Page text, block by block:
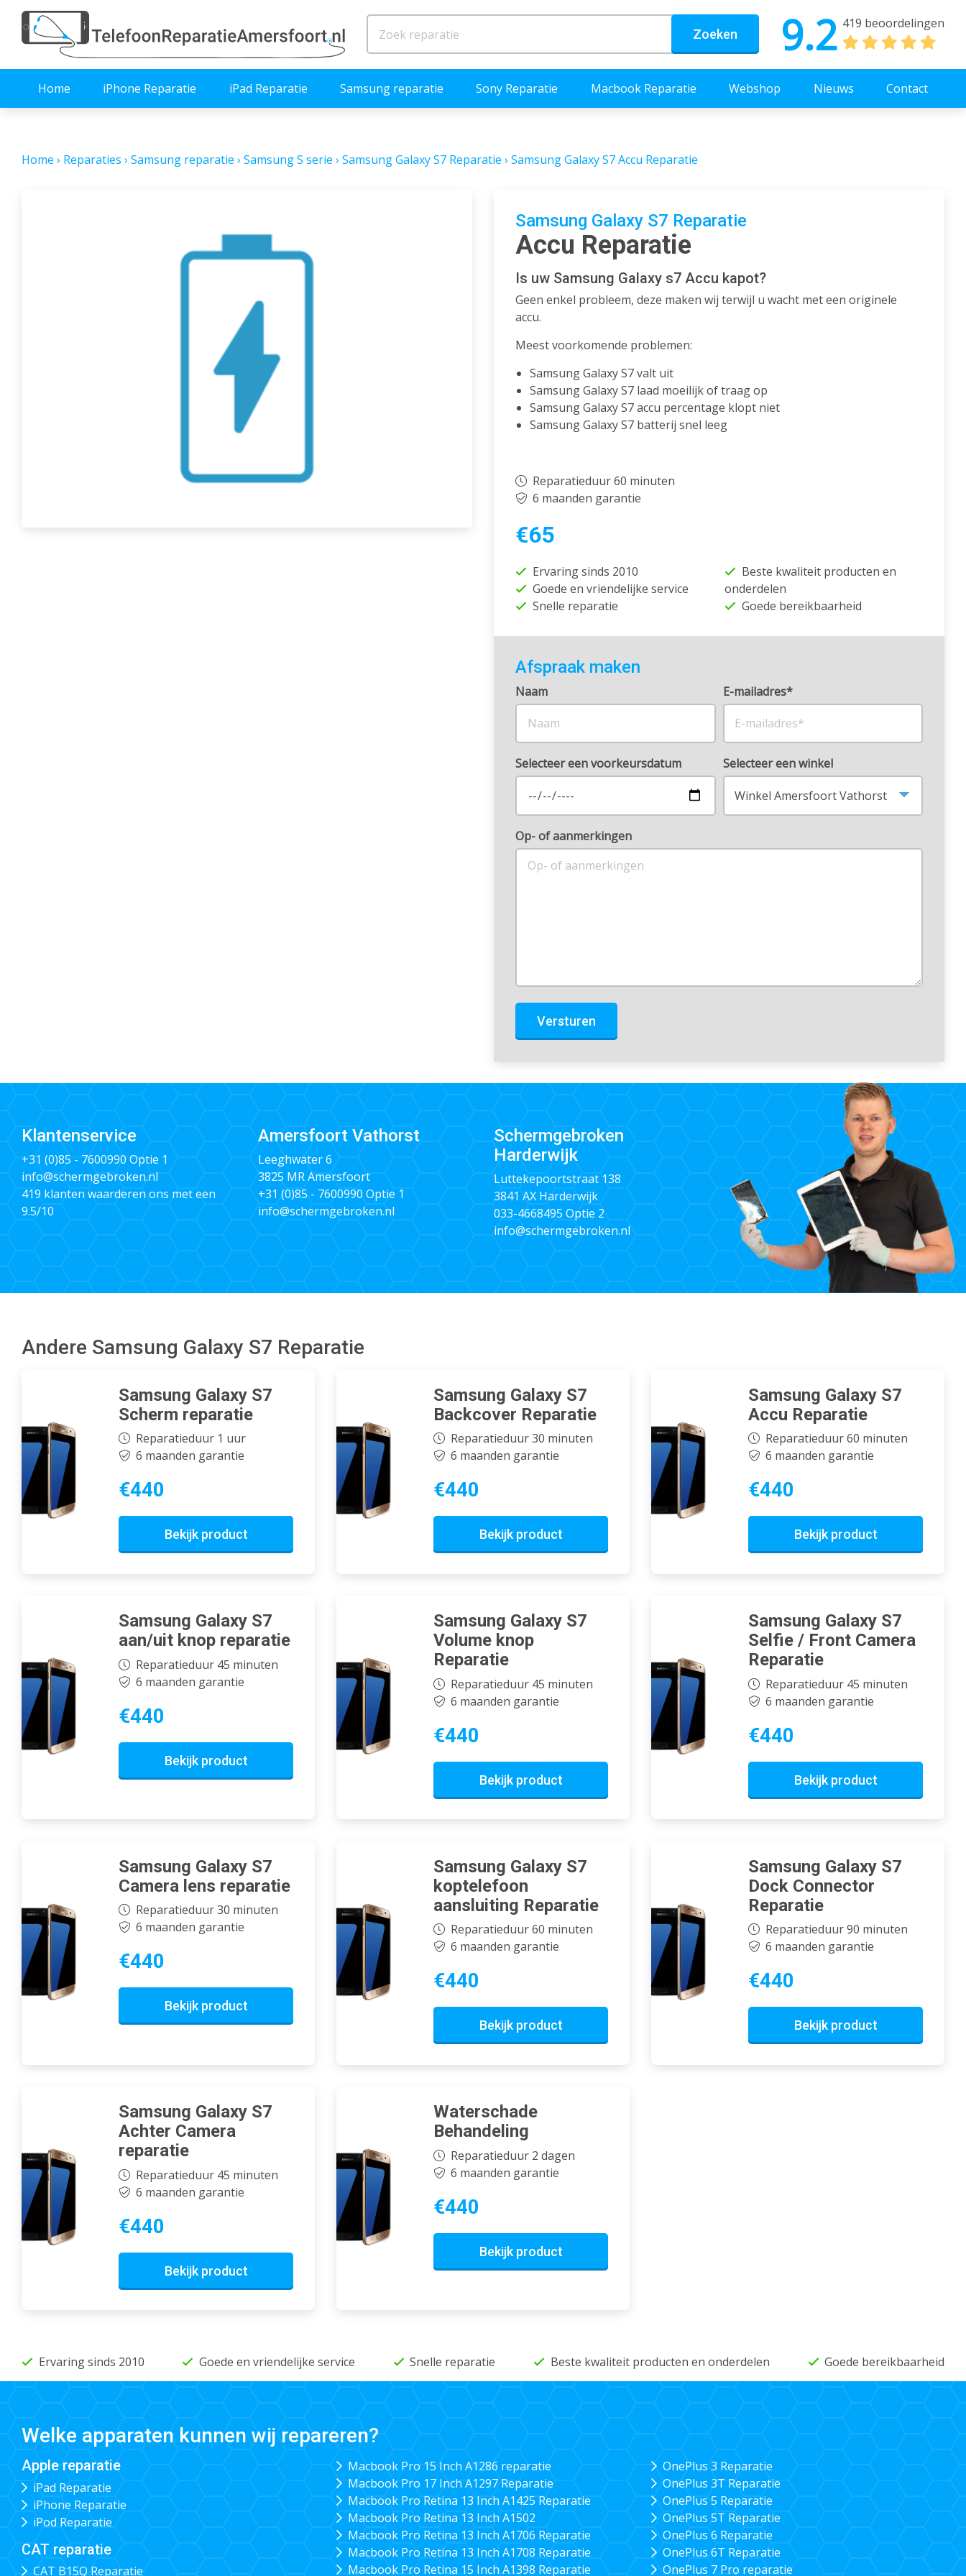
Zoeken 9.2 419 beoordelingen
Home iPhone Reparatie iPad Reparatie Samsung reparatie Sony Reparatie Macbook Reparatie Webshop Nieuws Contact
Home › Reparaties › Samsung reparatie › Samsung S serie › Samsung Galaxy S7 Reparatie › Samsung Galaxy S7 Accu Reparatie
Samsung Galaxy S7 Reparatie
Accu Reparatie
Is uw Samsung Galaxy s7 Accu kapot?
Geen enkel probleem, deze maken wij terwijl u wacht met een originele
accu.
Meest voorkomende problemen:
Samsung Galaxy S7 valt uit
Samsung Galaxy S7 laad moeilijk of traag op
Samsung Galaxy S7 accu percentage klopt niet
Samsung Galaxy S7 batterij snel leeg
Reparatieduur 60 minuten
6 maanden garantie
€65
Ervaring sinds 2010
Goede en vriendelijke service
Snelle reparatie
Beste kwaliteit producten en
onderdelen
Goede bereikbaarheid
Afspraak maken
Naam E-mailadres*
Selecteer een voorkeursdatum Selecteer een winkel
Op- of aanmerkingen
Versturen
Klantenservice
+31 (0)85 - 7600990Optie 1
info@schermgebroken.nl
419 klanten waarderen ons met een
9.5/10
Amersfoort Vathorst
Leeghwater 6
3825 MR Amersfoort
+31 (0)85 - 7600990Optie 1
info@schermgebroken.nl
Schermgebroken
Harderwijk
Luttekepoortstraat 138
3841 AX Harderwijk
033-4668495 Optie 2
info@schermgebroken.nl
Andere Samsung Galaxy S7 Reparatie
Samsung Galaxy S7
Scherm reparatie
Reparatieduur 1 uur
6 maanden garantie
€440
Bekijk product
Samsung Galaxy S7
Backcover Reparatie
Reparatieduur 30 minuten
6 maanden garantie
€440
Bekijk product
Samsung Galaxy S7
Accu Reparatie
Reparatieduur 60 minuten
6 maanden garantie
€440
Bekijk product
Samsung Galaxy S7
aan/uit knop reparatie
Reparatieduur 45 minuten
6 maanden garantie
€440
Bekijk product
Samsung Galaxy S7
Volume knop
Reparatie
Reparatieduur 45 minuten
6 maanden garantie
€440
Bekijk product
Samsung Galaxy S7
Selfie / Front Camera
Reparatie
Reparatieduur 45 minuten
6 maanden garantie
€440
Bekijk product
Samsung Galaxy S7
Camera lens reparatie
Reparatieduur 30 minuten
6 maanden garantie
€440
Bekijk product
Samsung Galaxy S7
koptelefoon
aansluiting Reparatie
Reparatieduur 60 minuten
6 maanden garantie
€440
Bekijk product
Samsung Galaxy S7
Dock Connector
Reparatie
Reparatieduur 90 minuten
6 maanden garantie
€440
Bekijk product
Samsung Galaxy S7
Achter Camera
reparatie
Reparatieduur 45 minuten
6 maanden garantie
€440
Bekijk product
Waterschade
Behandeling
Reparatieduur 2 dagen
6 maanden garantie
€440
Bekijk product
Ervaring sinds 2010 Goede en vriendelijke service Snelle reparatie Beste kwaliteit producten en onderdelen Goede bereikbaarheid
Welke apparaten kunnen wij repareren?
Apple reparatie
iPad Reparatie
iPhone Reparatie
iPod Reparatie
CAT reparatie
CAT B15Q Reparatie
Macbook Pro 15 Inch A1286 reparatie
Macbook Pro 17 Inch A1297 Reparatie
Macbook Pro Retina 13 Inch A1425 Reparatie
Macbook Pro Retina 13 Inch A1502
Macbook Pro Retina 13 Inch A1706 Reparatie
Macbook Pro Retina 13 Inch A1708 Reparatie
Macbook Pro Retina 15 Inch A1398 Reparatie
OnePlus 3 Reparatie
OnePlus 3T Reparatie
OnePlus 5 Reparatie
OnePlus 5T Reparatie
OnePlus 6 Reparatie
OnePlus 6T Reparatie
OnePlus 7 Pro reparatie